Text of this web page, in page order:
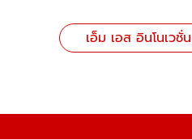
เอ็ม เอส อินโนเว